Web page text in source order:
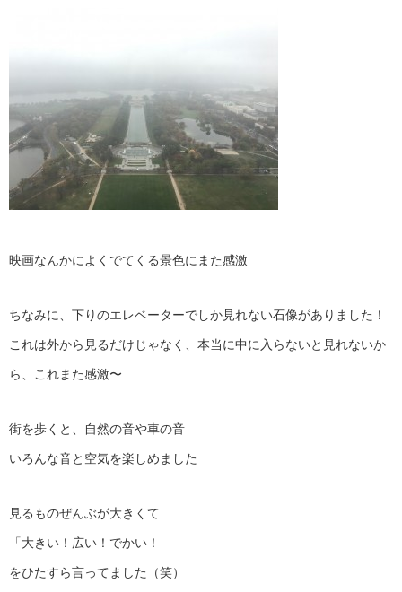
映画なんかによくでてくる景色にまた感激
ちなみに、下りのエレベーターでしか見れない石像がありました！
これは外から見るだけじゃなく、本当に中に入らないと見れないか
ら、これまた感激〜
街を歩くと、自然の音や車の音
いろんな音と空気を楽しめました
見るものぜんぶが大きくて
「大きい！広い！でかい！
をひたすら言ってました（笑）